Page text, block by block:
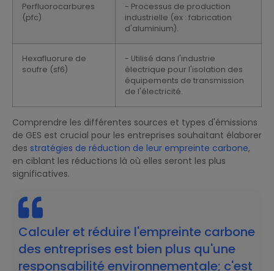
Perfluorocarbures
(pfc)
- Processus de production
industrielle (ex : fabrication
d'aluminium).
Hexafluorure de
soufre (sf6)
- Utilisé dans l'industrie
électrique pour l'isolation des
équipements de transmission
de l'électricité.
Comprendre les différentes sources et types d'émissions
de GES est crucial pour les entreprises souhaitant élaborer
des stratégies de réduction de leur empreinte carbone,
en ciblant les réductions là où elles seront les plus
significatives.
Calculer et réduire l'empreinte carbone
des entreprises est bien plus qu'une
responsabilité environnementale; c'est